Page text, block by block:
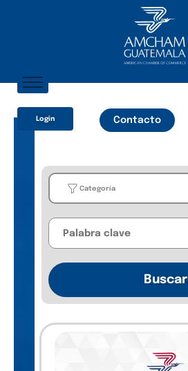
Sobre Nosotros
¿Qué Ofrecemos?
Login Contacto
Categoría
Buscar